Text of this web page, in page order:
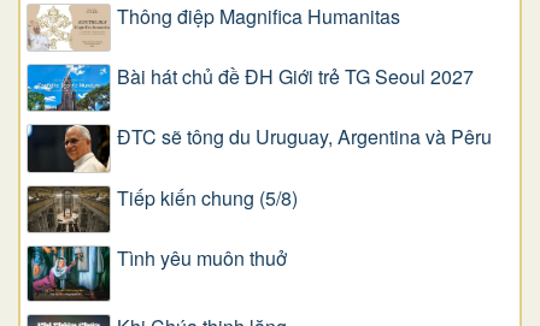
Thông điệp Magnifica Humanitas
Bài hát chủ đề ĐH Giới trẻ TG Seoul 2027
ĐTC sẽ tông du Uruguay, Argentina và Pêru
Tiếp kiến chung (5/8)
Tình yêu muôn thuở